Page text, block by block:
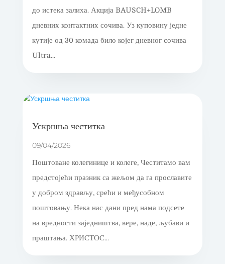
до истека залиха. Акција BAUSCH+LOMB
дневних контактних сочива. Уз куповину једне
кутије од 30 комада било којег дневног сочива
Ultra...
Ускршња честитка
09/04/2026
Поштоване колегинице и колеге, Честитамо вам
предстојећи празник са жељом да га прославите
у добром здрављу, срећи и међусобном
поштовању. Нека нас дани пред нама подсете
на вредности заједништва, вере, наде, љубави и
праштања. ХРИСТОС...